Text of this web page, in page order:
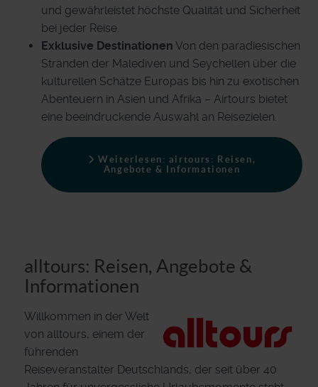
und gewährleistet höchste Qualität und Sicherheit
bei jeder Reise.
Exklusive Destinationen Von den paradiesischen
Stränden der Malediven und Seychellen über die
kulturellen Schätze Europas bis hin zu exotischen
Abenteuern in Asien und Afrika – Airtours bietet
eine beeindruckende Auswahl an Reisezielen.
Weiterlesen: airtours: Reisen,
Angebote & Informationen
alltours: Reisen, Angebote &
Informationen
Willkommen in der Welt
von alltours, einem der
führenden
Reiseveranstalter Deutschlands, der seit über 40